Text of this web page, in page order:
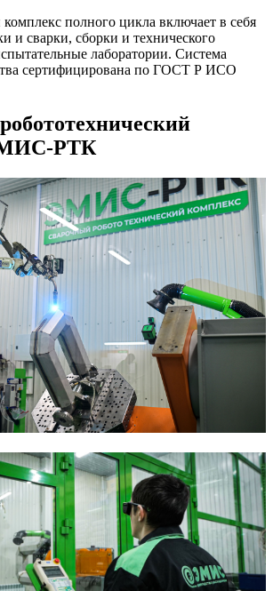
полного цикла включает в себя
и сварки, сборки и технического
лаборатории. Система
сертифицирована по ГОСТ Р ИСО
РТК